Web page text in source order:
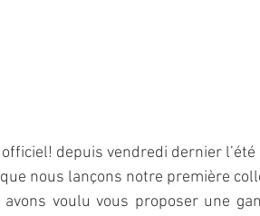
officiel! depuis vendredi dernier
que nous lançons notre première
avons voulu vous proposer une